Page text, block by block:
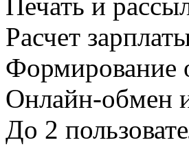
Печать и
Расчет
Формирование
Онлайн-обмен
До 2